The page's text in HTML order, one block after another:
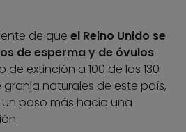
de que el Reino Unido se
de esperma y de óvulos
extinción a 100 de las 130
naturales de este país,
paso más hacia una